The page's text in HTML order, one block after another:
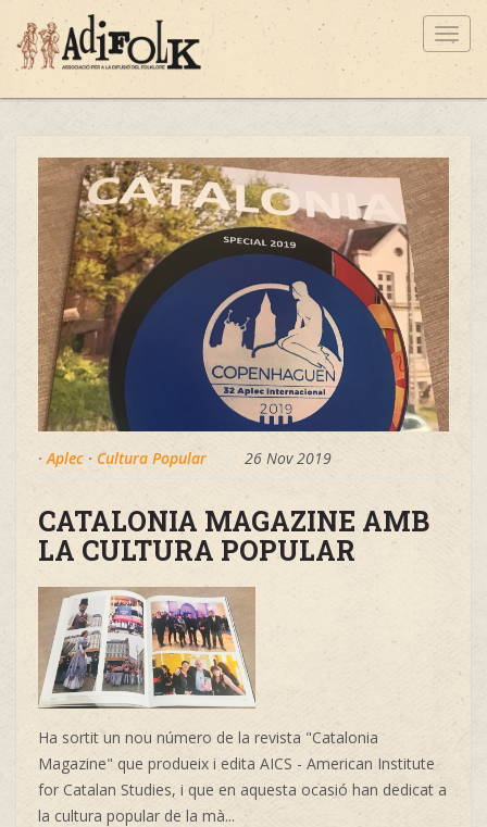
·Aplec · Cultura Popular 26 Nov 2019
CATALONIA MAGAZINE AMB
LA CULTURA POPULAR
Ha sortit un nou número de la revista "Catalonia
Magazine" que produeix i edita AICS - American Institute
for Catalan Studies, i que en aquesta ocasió han dedicat a
la cultura popular de la mà...